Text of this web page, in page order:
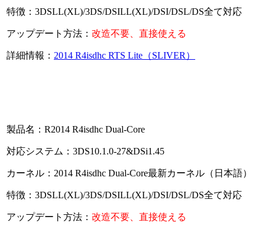
特徴：3DSLL(XL)/3DS/DSILL(XL)/DSI/DSL/DS全て対応
アップデート方法： 改造不要、直接使える
詳細情報： 2014 R4isdhc RTS Lite（SLIVER）
製品名：R2014 R4isdhc Dual-Core
対応システム：3DS10.1.0-27&DSi1.45
カーネル：2014 R4isdhc Dual-Core最新カーネル（日本語）
特徴：3DSLL(XL)/3DS/DSILL(XL)/DSI/DSL/DS全て対応
アップデート方法： 改造不要、直接使える